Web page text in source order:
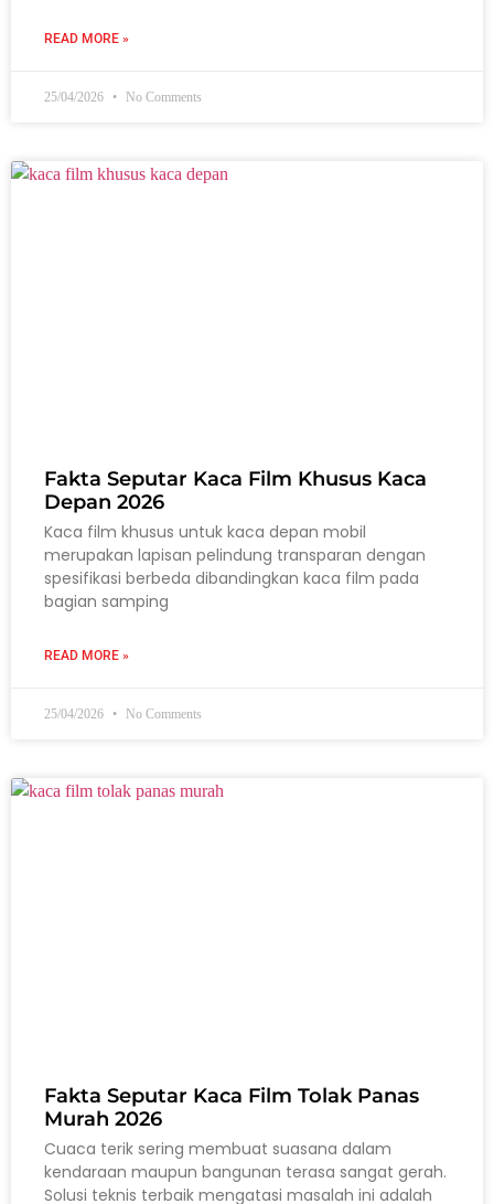
READ MORE »
25/04/2026 No Comments
Fakta Seputar Kaca Film Khusus Kaca
Depan 2026
Kaca film khusus untuk kaca depan mobil
merupakan lapisan pelindung transparan dengan
spesifikasi berbeda dibandingkan kaca film pada
bagian samping
READ MORE »
25/04/2026 No Comments
Fakta Seputar Kaca Film Tolak Panas
Murah 2026
Cuaca terik sering membuat suasana dalam
kendaraan maupun bangunan terasa sangat gerah.
Solusi teknis terbaik mengatasi masalah ini adalah